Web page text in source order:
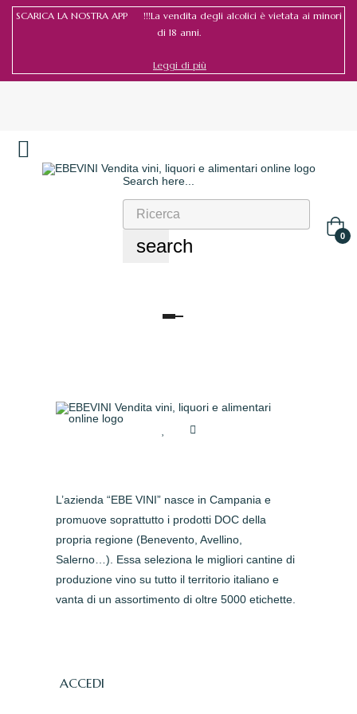
SCARICA LA NOSTRA APP !!!La vendita degli alcolici è vietata ai minori
di 18 anni.
Leggi di più
Search here...
search 0
navigazione
L’azienda “EBE VINI” nasce in Campania e
promuove soprattutto i prodotti DOC della
propria regione (Benevento, Avellino,
Salerno…). Essa seleziona le migliori cantine di
produzione vino su tutto il territorio italiano e
vanta di un assortimento di oltre 5000 etichette.
ACCEDI